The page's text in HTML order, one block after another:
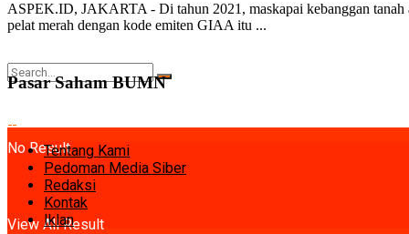
No Result
View All Result
ASPEK.ID, JAKARTA - Di tahun 2021, maskapai kebanggan tanah
pelat merah dengan kode emiten GIAA itu ...
Pasar Saham BUMN
Tentang Kami
Pedoman Media Siber
Redaksi
Kontak
Iklan